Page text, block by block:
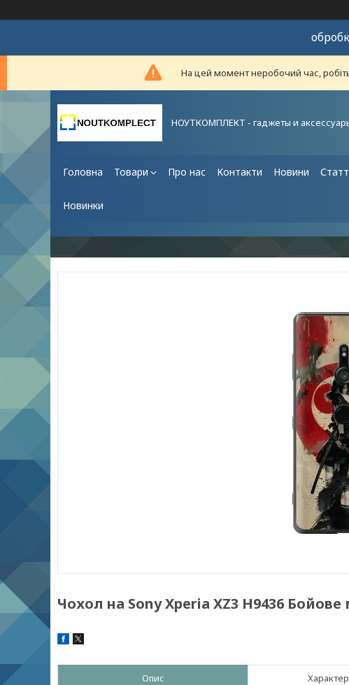
На цей момент неробочий час,
НОУТКОМПЛЕКТ - гаджеты и
Головна Товари Про нас Контакти Новини
Новинки
Чохол на Sony Xperia XZ3 H9436
Опис